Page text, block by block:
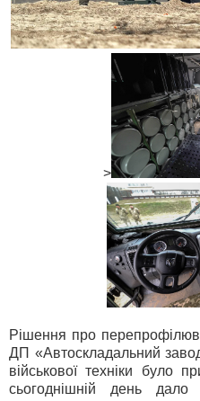
>
Рішення про
ДП «Автоскладальний
військової техніки було
сьогоднішній день дало